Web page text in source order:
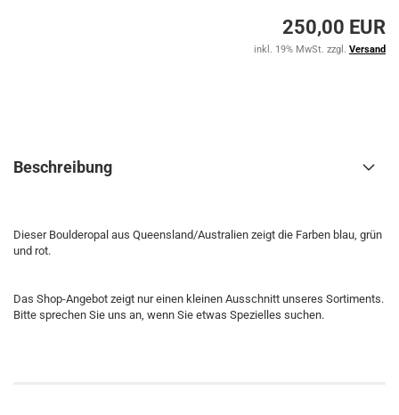
250,00 EUR
inkl. 19% MwSt. zzgl. Versand
Beschreibung
Dieser Boulderopal aus Queensland/Australien zeigt die Farben blau, grün
und rot.
Das Shop-Angebot zeigt nur einen kleinen Ausschnitt unseres Sortiments.
Bitte sprechen Sie uns an, wenn Sie etwas Spezielles suchen.